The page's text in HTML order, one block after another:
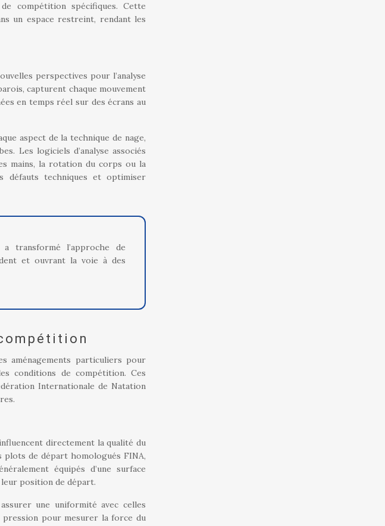
compétition spécifiques. Cette
un espace restreint, rendant les
perspectives pour l’analyse
capturent chaque mouvement
en temps réel sur des écrans au
aspect de la technique de nage,
Les logiciels d’analyse associés
mains, la rotation du corps ou la
défauts techniques et optimiser
transformé l’approche de
et ouvrant la voie à des
aménagements particuliers pour
conditions de compétition. Ces
Internationale de Natation
directement la qualité du
plots de départ homologués FINA,
équipés d’une surface
position de départ.
une uniformité avec celles
pression pour mesurer la force du